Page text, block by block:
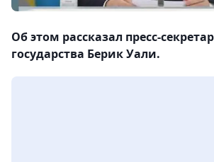
Об этом рассказал пресс-
государства Берик Уали.